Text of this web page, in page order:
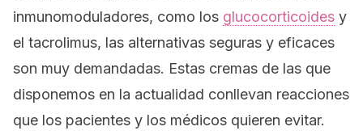
inmunomoduladores, como los glucocorticoides y
el tacrolimus, las alternativas seguras y eficaces
son muy demandadas. Estas cremas de las que
disponemos en la actualidad conllevan reacciones
que los pacientes y los médicos quieren evitar.